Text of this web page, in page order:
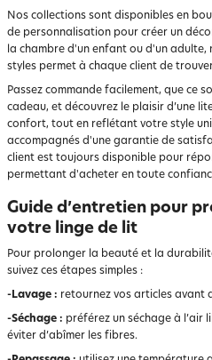
Nos collections sont disponibles en
de personnalisation pour créer un
la chambre d'un enfant ou d'un
styles permet à chaque client de
Passez commande facilement, que ce
cadeau, et découvrez le plaisir d’une
confort, tout en reflétant votre style
accompagnés d'une garantie de
client est toujours disponible pour
permettant d'acheter en toute
Guide d’entretien pour
votre linge de lit
Pour prolonger la beauté et la
suivez ces étapes simples :
-Lavage : retournez vos articles avant
-Séchage : préférez un séchage à l’air
éviter d’abîmer les fibres.